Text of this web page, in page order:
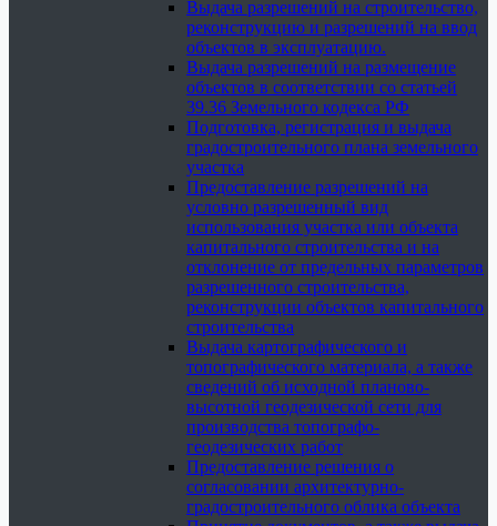
Выдача разрешений на строительство,
реконструкцию и разрешений на ввод
объектов в эксплуатацию.
Выдача разрешений на размещение
объектов в соответствии со статьей
39.36 Земельного кодекса РФ
Подготовка, регистрация и выдача
градостроительного плана земельного
участка
Предоставление разрешений на
условно разрешенный вид
использования участка или объекта
капитального строительства и на
отклонение от предельных параметров
разрешенного строительства,
реконструкции объектов капитального
строительства
Выдача картографического и
топографического материала, а также
сведений об исходной планово-
высотной геодезической сети для
производства топографо-
геодезических работ
Предоставление решения о
согласовании архитектурно-
градостроительного облика объекта